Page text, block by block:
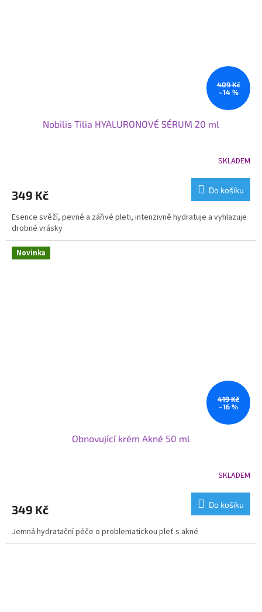
409 Kč
–14 %
Nobilis Tilia HYALURONOVÉ SÉRUM 20 ml
je
z
5
hvězdiček.
SKLADEM
349 Kč Do košíku
Esence svěží, pevné a zářivé pleti, intenzivně hydratuje a vyhlazuje
drobné vrásky
Novinka
419 Kč
–16 %
Obnovující krém Akné 50 ml
SKLADEM
349 Kč Do košíku
Jemná hydratační péče o problematickou pleť s akné